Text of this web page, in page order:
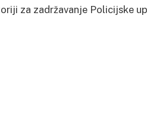
za zadržavanje Policijske